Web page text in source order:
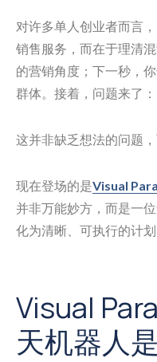
对许多单人创业者而言
销售服务，而在于理清
的营销角度；下一秒，
群体。接着，问题来了：
这并非缺乏想法的问题
现在登场的是Visual
并非万能妙方，而是一
化为清晰、可执行的计划
Visual
天机器人